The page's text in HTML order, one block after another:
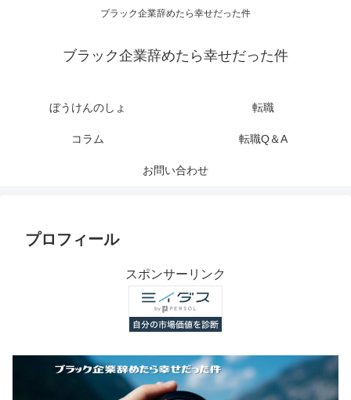
ブラック企業辞めたら幸せだった件
ブラック企業辞めたら幸せだった件
ぼうけんのしょ 転職
コラム 転職Q＆A
お問い合わせ
プロフィール
スポンサーリンク